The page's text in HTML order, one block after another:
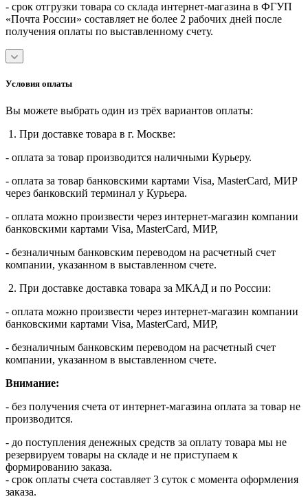
- срок отгрузки товара со склада интернет-магазина в ФГУП
«Почта России» составляет не более 2 рабочих дней после
получения оплаты по выставленному счету.
Условия оплаты
Вы можете выбрать один из трёх вариантов оплаты:
1. При доставке товара в г. Москве:
- оплата за товар производится наличными Курьеру.
- оплата за товар банковскими картами Visa, MasterСard, МИР
через банковский терминал у Курьера.
- оплата можно произвести через интернет-магазин компании
банковскими картами Visa, MasterСard, МИР,
- безналичным банковским переводом на расчетный счет
компании, указанном в выставленном счете.
2. При доставке доставка товара за МКАД и по России:
- оплата можно произвести через интернет-магазин компании
банковскими картами Visa, MasterСard, МИР,
- безналичным банковским переводом на расчетный счет
компании, указанном в выставленном счете.
Внимание:
- без получения счета от интернет-магазина оплата за товар не
производится.
- до поступления денежных средств за оплату товара мы не
резервируем товары на складе и не приступаем к
формированию заказа.
- срок оплаты счета составляет 3 суток с момента оформления
заказа.